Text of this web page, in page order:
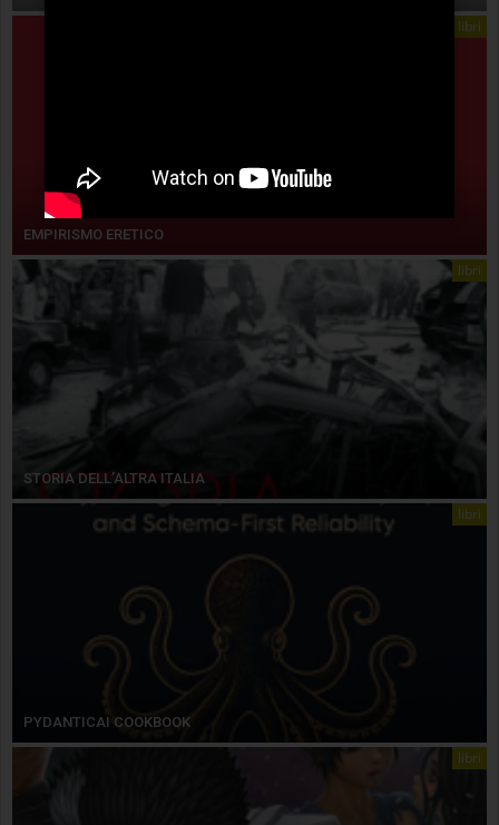
libri
EMPIRISMO ERETICO
libri
STORIA DELL’ALTRA ITALIA
libri
PYDANTICAI COOKBOOK
libri